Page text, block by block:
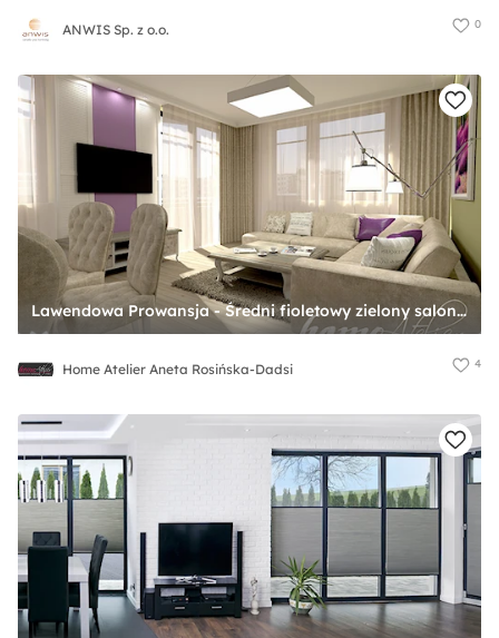
ANWIS Sp. z o.o. 0
Lawendowa Prowansja - Średni fioletowy zielony salon z jadalnią, styl prowansalski - zdjęcie od Home Atelier Aneta Rosińska-Dadsi
Home Atelier Aneta Rosińska-Dadsi 4